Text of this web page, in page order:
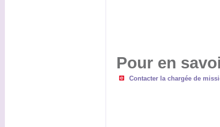
Pour en
Contacter la chargée de